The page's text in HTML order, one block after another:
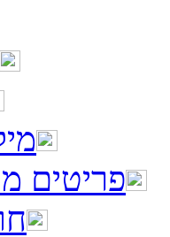
פריטים